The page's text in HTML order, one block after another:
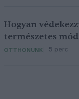
Hogyan
természetes
OTTHONUNK 5 perc